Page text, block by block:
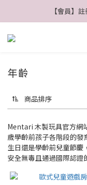
【公告
【會員】
【公告
年齡
商品排序
Mentari 木製玩具官方網
歲學齡前孩子各階段的
生日還是學齡前兒童節
安全無毒且通過國際認證